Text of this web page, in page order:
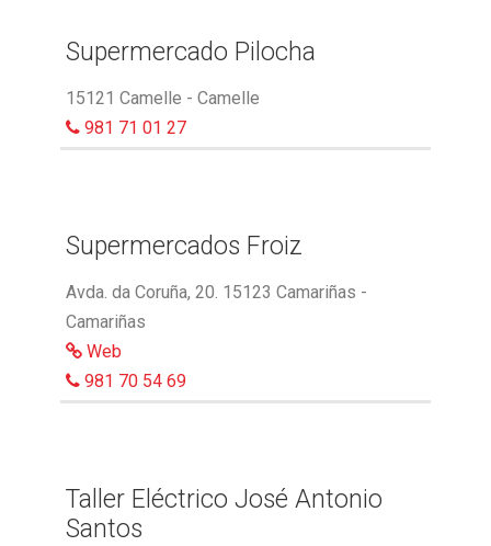
Supermercado Pilocha
15121 Camelle - Camelle
981 71 01 27
Supermercados Froiz
Avda. da Coruña, 20. 15123 Camariñas -
Camariñas
Web
981 70 54 69
Taller Eléctrico José Antonio
Santos